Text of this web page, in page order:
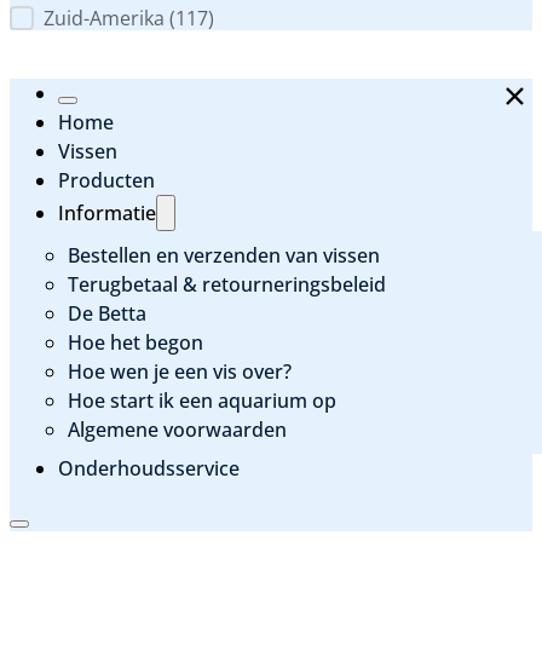
Zuid-Amerika (117)
Home
Vissen
Producten
Informatie
Bestellen en verzenden van vissen
Terugbetaal & retourneringsbeleid
De Betta
Hoe het begon
Hoe wen je een vis over?
Hoe start ik een aquarium op
Algemene voorwaarden
Onderhoudsservice